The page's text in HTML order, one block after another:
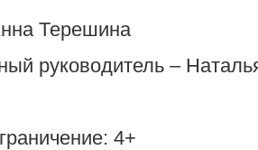
Терешина
руководитель –
4+